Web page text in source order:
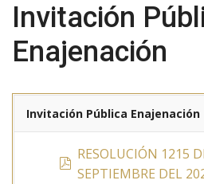
Invitación
Enajenación
Invitación Pública Enajenación
pdf
RESOLUCIÓN 1215
SEPTIEMBRE DEL